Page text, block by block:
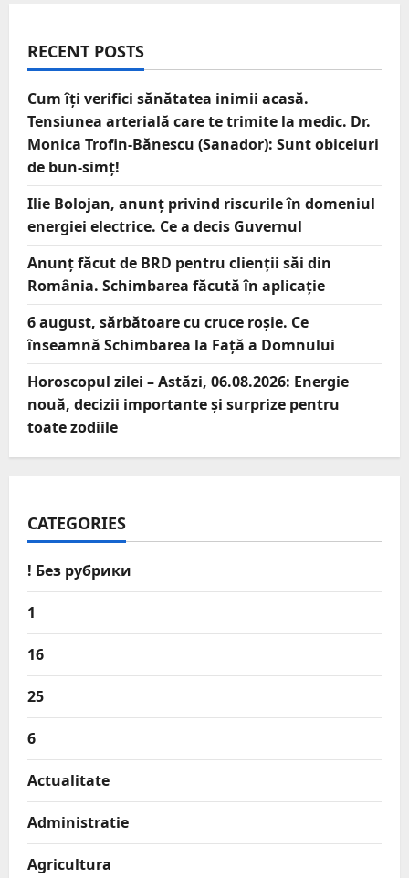
RECENT POSTS
Cum îți verifici sănătatea inimii acasă.
Tensiunea arterială care te trimite la medic. Dr.
Monica Trofin-Bănescu (Sanador): Sunt obiceiuri
de bun-simț!
Ilie Bolojan, anunț privind riscurile în domeniul
energiei electrice. Ce a decis Guvernul
Anunț făcut de BRD pentru clienții săi din
România. Schimbarea făcută în aplicație
6 august, sărbătoare cu cruce roșie. Ce
înseamnă Schimbarea la Față a Domnului
Horoscopul zilei – Astăzi, 06.08.2026: Energie
nouă, decizii importante și surprize pentru
toate zodiile
CATEGORIES
! Без рубрики
1
16
25
6
Actualitate
Administratie
Agricultura